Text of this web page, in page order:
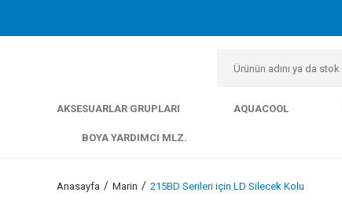
AKSESUARLAR GRUPLARI AQUACOOL
BOYA YARDIMCI MLZ.
Anasayfa Marin 215BD Serileri için LD Silecek Kolu